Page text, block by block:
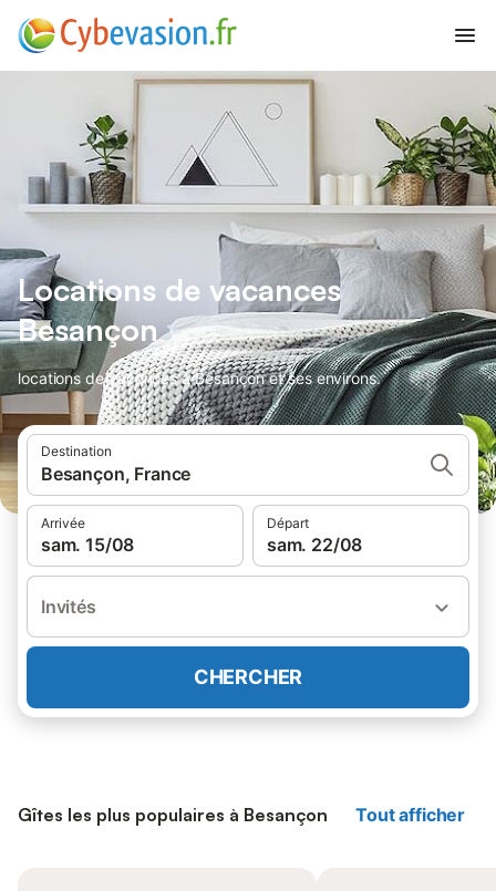
Locations de vacances
Besançon
locations de vacances à Besançon et ses environs.
Destination
Besançon, France
Arrivée
sam. 15/08
Départ
sam. 22/08
Invités
CHERCHER
Gîtes les plus populaires à Besançon Tout afficher